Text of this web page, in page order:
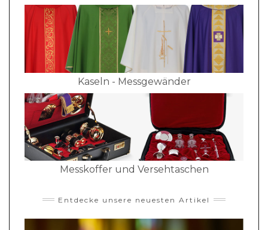
Kaseln - Messgewänder
Messkoffer und Versehtaschen
Entdecke unsere neuesten Artikel